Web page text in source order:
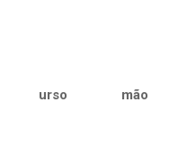
urso mão